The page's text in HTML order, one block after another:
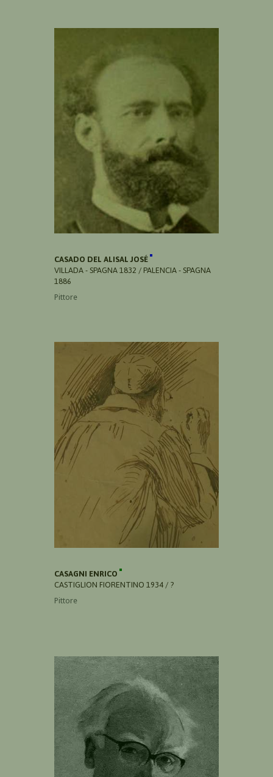
CASADO DEL ALISAL JOSÉ
VILLADA - SPAGNA 1832 / PALENCIA - SPAGNA
1886
Pittore
CASAGNI ENRICO
CASTIGLION FIORENTINO 1934 / ?
Pittore